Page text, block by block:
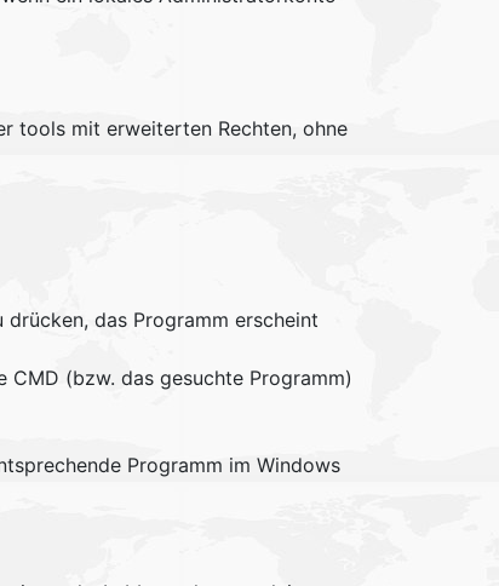
tools mit erweiterten Rechten, ohne
das Programm erscheint
CMD (bzw. das gesuchte Programm)
Programm im Windows